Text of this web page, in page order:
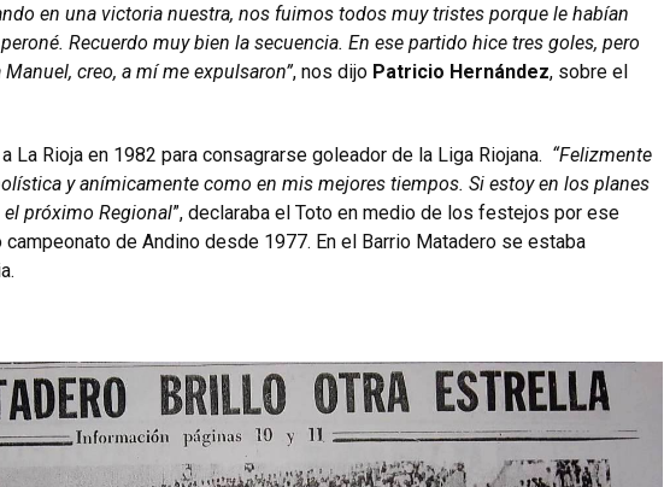
en una victoria nuestra, nos fuimos todos muy tristes porque le habían
Recuerdo muy bien la secuencia. En ese partido hice tres goles, pero
creo, a mí me expulsaron”, nos dijo Patricio Hernández, sobre el
La Rioja en 1982 para consagrarse goleador de la Liga Riojana. “Felizmente
y anímicamente como en mis mejores tiempos. Si estoy en los planes
próximo Regional”, declaraba el Toto en medio de los festejos por ese
campeonato de Andino desde 1977. En el Barrio Matadero se estaba